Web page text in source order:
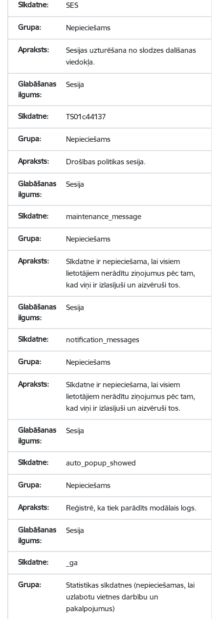
SES
Nepieciešams
Sesijas uzturēšana no slodzes dalīšanas
viedokļa.
Sesija
TS01c44137
Nepieciešams
Drošības politikas sesija.
Sesija
maintenance_message
Nepieciešams
Sīkdatne ir nepieciešama, lai visiem
lietotājiem nerādītu ziņojumus pēc tam,
kad viņi ir izlasījuši un aizvēruši tos.
Sesija
notification_messages
Nepieciešams
Sīkdatne ir nepieciešama, lai visiem
lietotājiem nerādītu ziņojumus pēc tam,
kad viņi ir izlasījuši un aizvēruši tos.
Sesija
auto_popup_showed
Nepieciešams
Reģistrē, ka tiek parādīts modālais logs.
Sesija
_ga
Statistikas sīkdatnes (nepieciešamas, lai
uzlabotu vietnes darbību un
pakalpojumus)